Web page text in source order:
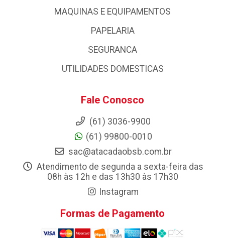
MAQUINAS E EQUIPAMENTOS
PAPELARIA
SEGURANCA
UTILIDADES DOMESTICAS
Fale Conosco
(61) 3036-9900
(61) 99800-0010
sac@atacadaobsb.com.br
Atendimento de segunda a sexta-feira das
08h às 12h e das 13h30 às 17h30
Instagram
Formas de Pagamento